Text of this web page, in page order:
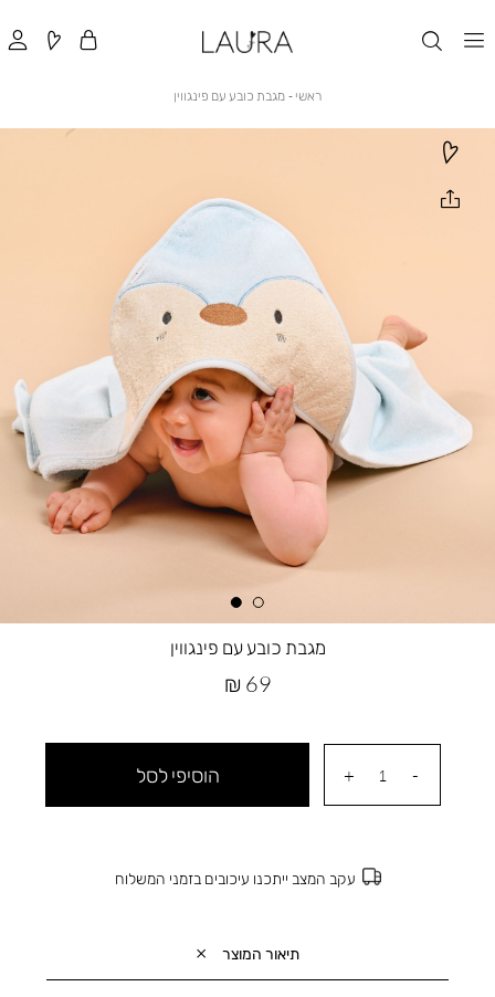
ראשי ראשי
מגבת כובע עם פינגווין
עם
מגבת כובע עם פינגווין
מחיר
69 ₪
הוסיפי לסל
עקב המצב ייתכנו עיכובים בזמני המשלוח
תיאור המוצר